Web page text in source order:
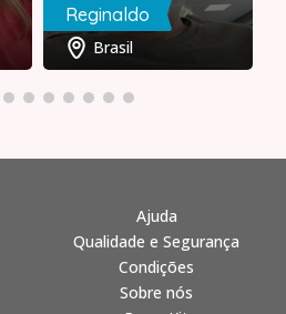
Reginaldo
Brasil
Ajuda
Qualidade e Segurança
Condições
Sobre nós